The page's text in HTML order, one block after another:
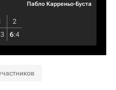
Пабло Карреньо-Буста
2
3 6:4